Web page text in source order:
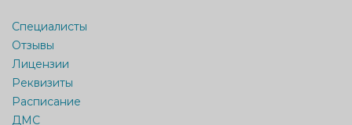
Специалисты
Отзывы
Лицензии
Реквизиты
Расписание
ДМС